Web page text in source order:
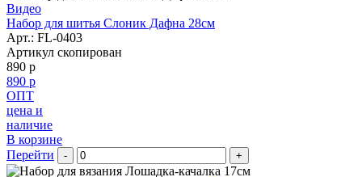
Видео
Набор для шитья Слоник Дафна 28см
Арт.: FL-0403
Артикул скопирован
890 р
890 р
ОПТ
цена и
наличие
В корзине
Перейти
- +